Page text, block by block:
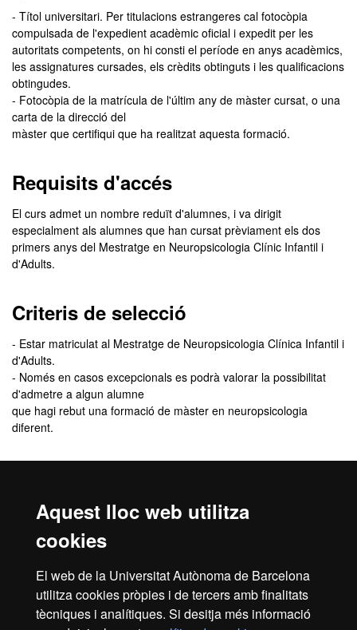
Aquest lloc web utilitza
cookies
El web de la Universitat Autònoma de Barcelona
utilitza cookies pròpies i de tercers amb finalitats
tècniques i analítiques. Si desitja més informació
- Títol universitari. Per titulacions estrangeres cal fotocòpia
compulsada de l'expedient acadèmic oficial i expedit per les
autoritats competents, on hi consti el període en anys acadèmics,
les assignatures cursades, els crèdits obtinguts i les qualificacions
obtingudes.
- Fotocòpia de la matrícula de l'últim any de màster cursat, o una
carta de la direcció del
màster que certifiqui que ha realitzat aquesta formació.
Requisits d'accés
El curs admet un nombre reduït d'alumnes, i va dirigit
especialment als alumnes que han cursat prèviament els dos
primers anys del Mestratge en Neuropsicologia Clínic Infantil i
d'Adults.
Criteris de selecció
- Estar matriculat al Mestratge de Neuropsicologia Clínica Infantil i
d'Adults.
- Només en casos excepcionals es podrà valorar la possibilitat
d'admetre a algun alumne
que hagi rebut una formació de màster en neuropsicologia
diferent.
resultat de l’admissió el rebràs, de manera personalitzada, a
l'adreça de correu electrònic que indiquis quan facis la inscripció.
En aquest correu se t’indicarà com has de procedir per
Revisa lasafata de correu brossadel teu correu electrònic. De
vegades, els missatges poden entrar com a correu brossa.